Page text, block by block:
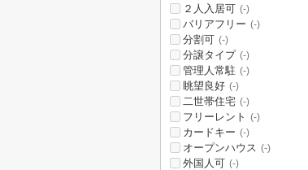
２人入居可 (-)
バリアフリー (-)
分割可 (-)
分譲タイプ (-)
管理人常駐 (-)
眺望良好 (-)
二世帯住宅 (-)
フリーレント (-)
カードキー (-)
オープンハウス (-)
外国人可 (-)